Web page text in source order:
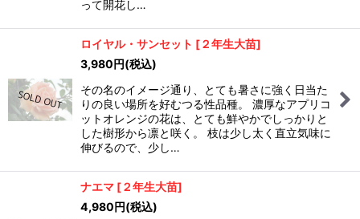
って開花し…
ロイヤル・サンセット [２年生大苗]
3,980円(税込)
その名のイメージ通り、とても暑さに強く日当た
りの良い場所を好むつる性品種。 濃厚なアプリコ
ットオレンジの花は、とても鮮やかでしっかりと
した樹形から凛と咲く。 枝は少し太く直立気味に
伸びるので、少し…
ナエマ [２年生大苗]
4,980円(税込)